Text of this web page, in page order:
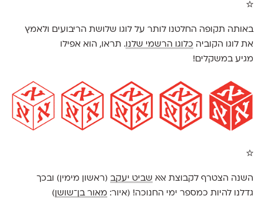
☆
באותה תקופה החלטנו לותר על לוגו שלושת הריבועים ולאמץ
את לוגו הקוביה כלוגו הרשמי שלנו . תראו, הוא אפילו
מגיע במשקלים!
☆
השנה הצטרף לקבוצת אאא שביט יעקב(ראשון מימין) ובכך
גדלנו להיות כמספר ימי החנוכה! (איור: מאור בן־שושן )